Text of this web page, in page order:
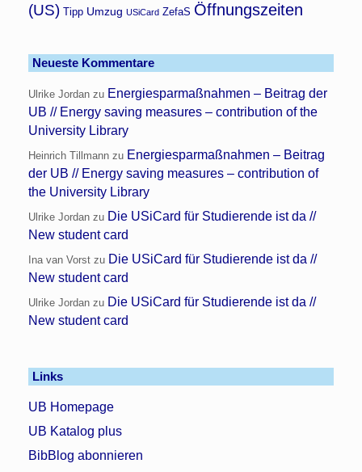
(US)
Tipp Umzug USiCard ZefaS Öffnungszeiten
Neueste Kommentare
Ulrike Jordan zu Energiesparmaßnahmen – Beitrag der
UB // Energy saving measures – contribution of the
University Library
Heinrich Tillmann zu Energiesparmaßnahmen – Beitrag
der UB // Energy saving measures – contribution of
the University Library
Ulrike Jordan zu Die USiCard für Studierende ist da //
New student card
Ina van Vorst zu Die USiCard für Studierende ist da //
New student card
Ulrike Jordan zu Die USiCard für Studierende ist da //
New student card
Links
UB Homepage
UB Katalog plus
BibBlog abonnieren